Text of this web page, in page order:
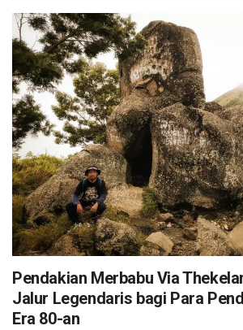
Pendakian Merbabu Via
Jalur Legendaris bagi Para
Era 80-an